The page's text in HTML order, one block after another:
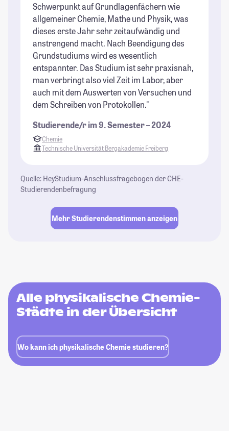
Schwerpunkt auf Grundlagenfächern wie
allgemeiner Chemie, Mathe und Physik, was
dieses erste Jahr sehr zeitaufwändig und
anstrengend macht. Nach Beendigung des
Grundstudiums wird es wesentlich
entspannter. Das Studium ist sehr praxisnah,
man verbringt also viel Zeit im Labor, aber
auch mit dem Auswerten von Versuchen und
dem Schreiben von Protokollen."
Studierende/r im 9. Semester – 2024
Chemie
Technische Universität Bergakademie Freiberg
Quelle: HeyStudium-Anschlussfragebogen der CHE-
Studierendenbefragung
Mehr Studierendenstimmen anzeigen
Alle physikalische Chemie-
Städte in der Übersicht
Wo kann ich physikalische Chemie studieren?